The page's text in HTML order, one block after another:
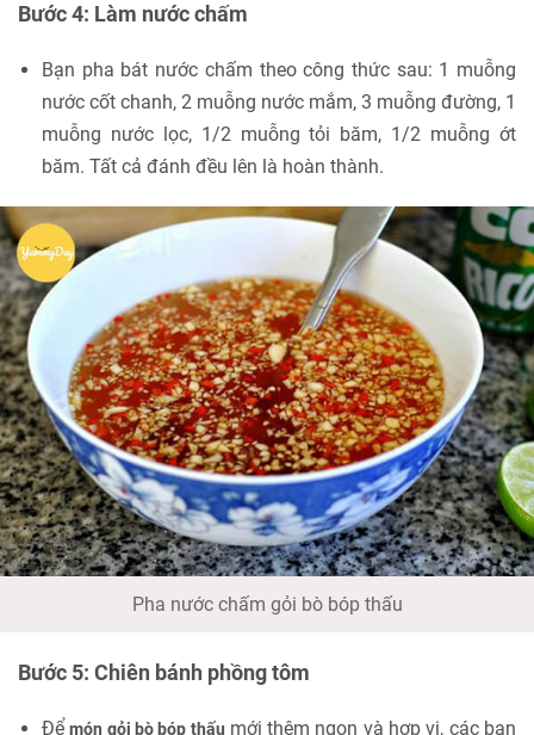
Bước 4: Làm nước chấm
Bạn pha bát nước chấm theo công thức sau: 1 muỗng
nước cốt chanh, 2 muỗng nước mắm, 3 muỗng đường, 1
muỗng nước lọc, 1/2 muỗng tỏi băm, 1/2 muỗng ớt
băm. Tất cả đánh đều lên là hoàn thành.
Pha nước chấm gỏi bò bóp thấu
Bước 5: Chiên bánh phồng tôm
Đểmón gỏi bò bóp thấu mới thêm ngon và hợp vị, các bạn